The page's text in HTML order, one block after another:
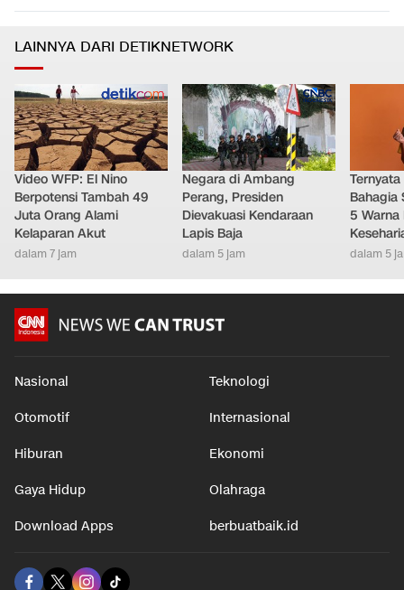
LAINNYA DARI DETIKNETWORK
Video WFP: El Nino
Berpotensi Tambah 49
Juta Orang Alami
Kelaparan Akut
dalam 7 jam
Negara di Ambang
Perang, Presiden
Dievakuasi Kendaraan
Lapis Baja
dalam 5 jam
Bahagia
5
dalam 5
Nasional Teknologi
Otomotif Internasional
Hiburan Ekonomi
Gaya Hidup Olahraga
Download Apps berbuatbaik.id